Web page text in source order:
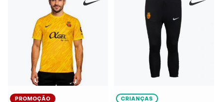
PROMOÇÃO CRIANÇAS